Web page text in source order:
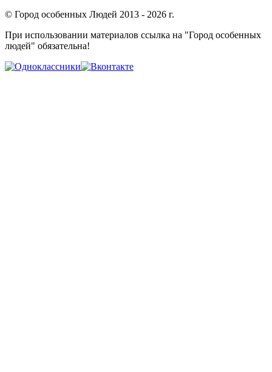
© Город особенных Людей 2013 - 2026 г.
При использовании материалов ссылка на "Город особенных
людей" обязательна!